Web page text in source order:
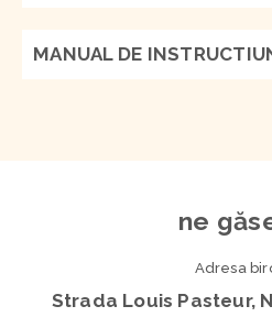
MANUAL DE
ne
Adresa
Strada Louis Pasteur,